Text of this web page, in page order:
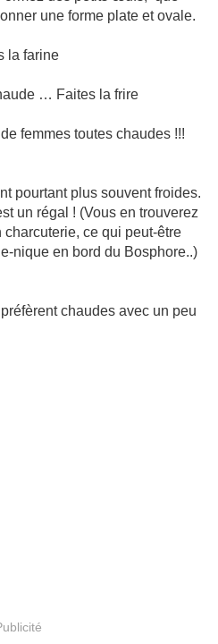
une forme plate et ovale.
la farine
… Faites la frire
femmes toutes chaudes !!!
pourtant plus souvent froides.
un régal ! (Vous en trouverez
ce qui peut-être
nique en bord du Bosphore..)
chaudes avec un peu